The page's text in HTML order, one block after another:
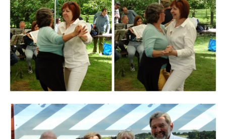
Branding
ARMCHAIR